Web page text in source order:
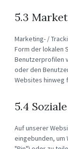
5.3
Marketing- /
Form der lokalen
Benutzerprofilen
oder den
Websites hinweg
5.4
Auf unserer
eingebunden, um